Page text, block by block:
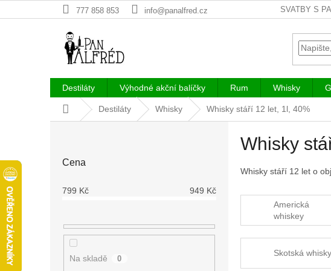
na
777 858 853 info@panalfred.cz SVATBY S
Destiláty Výhodné akční balíčky Rum Whisky
Domů Destiláty Whisky Whisky stáří 12 let, 1l, 40%
Cena
799 Kč 949 Kč
Na skladě 0
Whisky
Whisky stáří 12 let o
Americká
whiskey
Skotská whisky